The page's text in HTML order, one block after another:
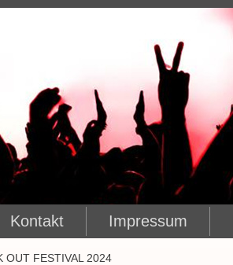
Kontakt Impressum
OUT FESTIVAL 2024